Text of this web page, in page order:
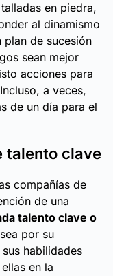
en piedra,
al dinamismo
plan de sucesión
sean mejor
acciones para
a veces,
de un día para el
talento clave
compañías de
de una
talento clave o
por su
habilidades
en la